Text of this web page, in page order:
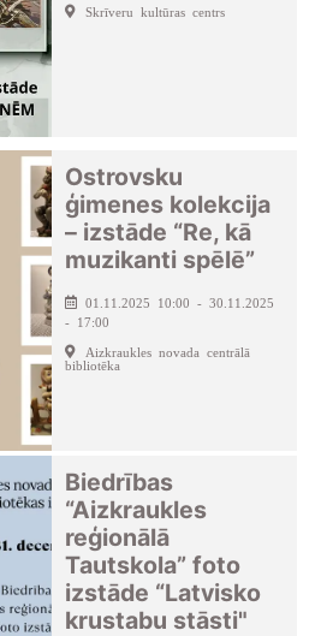
Skrīveru kultūras centrs
Ostrovsku
ģimenes kolekcija
– izstāde “Re, kā
muzikanti spēlē”
01.11.2025 10:00 - 30.11.2025
- 17:00
Aizkraukles novada centrālā
bibliotēka
Biedrības
“Aizkraukles
reģionālā
Tautskola” foto
izstāde “Latvisko
krustabu stāsti"